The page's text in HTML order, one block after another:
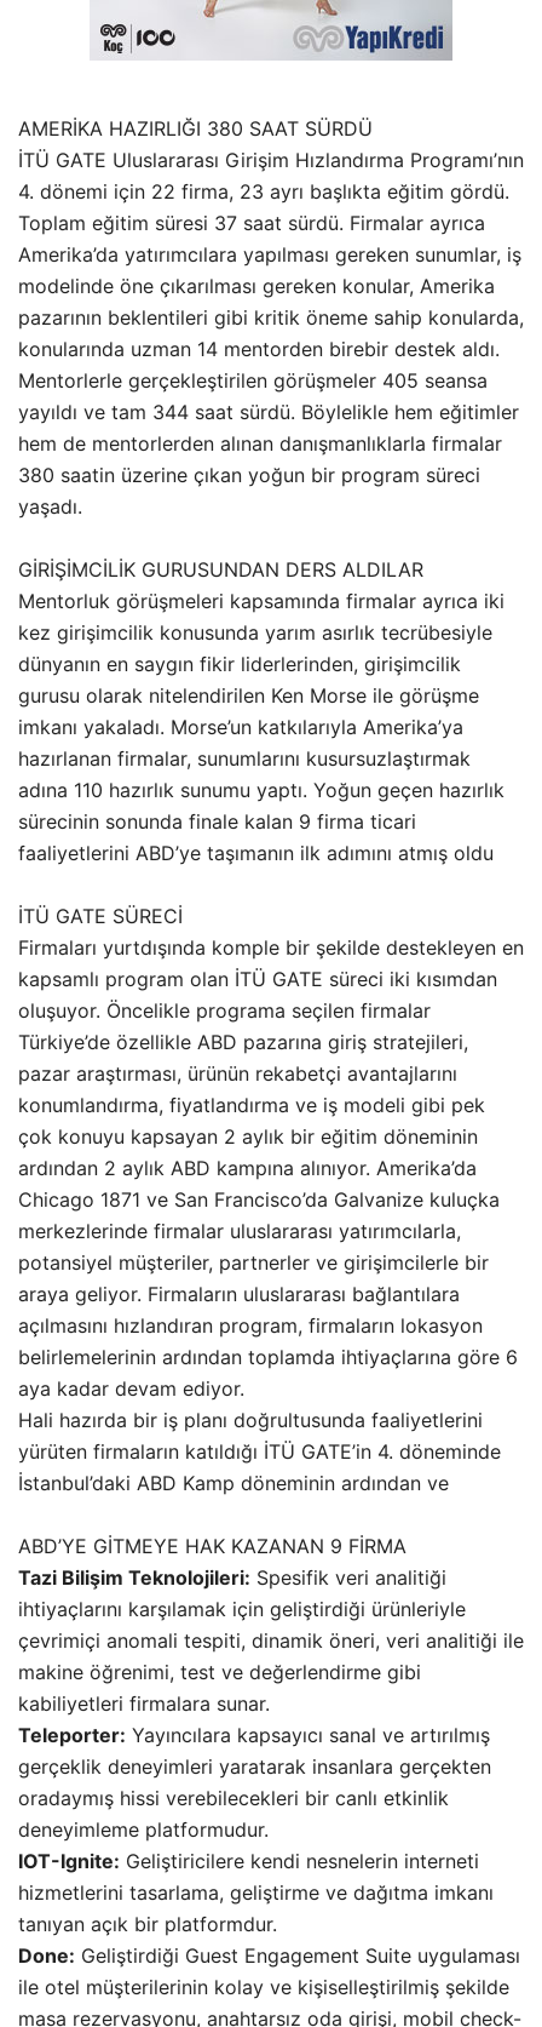
AMERİKA HAZIRLIĞI 380 SAAT SÜRDÜ
İTÜ GATE Uluslararası Girişim Hızlandırma Programı’nın
4. dönemi için 22 firma, 23 ayrı başlıkta eğitim gördü.
Toplam eğitim süresi 37 saat sürdü. Firmalar ayrıca
Amerika’da yatırımcılara yapılması gereken sunumlar, iş
modelinde öne çıkarılması gereken konular, Amerika
pazarının beklentileri gibi kritik öneme sahip konularda,
konularında uzman 14 mentorden birebir destek aldı.
Mentorlerle gerçekleştirilen görüşmeler 405 seansa
yayıldı ve tam 344 saat sürdü. Böylelikle hem eğitimler
hem de mentorlerden alınan danışmanlıklarla firmalar
380 saatin üzerine çıkan yoğun bir program süreci
yaşadı.
GİRİŞİMCİLİK GURUSUNDAN DERS ALDILAR
Mentorluk görüşmeleri kapsamında firmalar ayrıca iki
kez girişimcilik konusunda yarım asırlık tecrübesiyle
dünyanın en saygın fikir liderlerinden, girişimcilik
gurusu olarak nitelendirilen Ken Morse ile görüşme
imkanı yakaladı. Morse’un katkılarıyla Amerika’ya
hazırlanan firmalar, sunumlarını kusursuzlaştırmak
adına 110 hazırlık sunumu yaptı. Yoğun geçen hazırlık
sürecinin sonunda finale kalan 9 firma ticari
faaliyetlerini ABD’ye taşımanın ilk adımını atmış oldu
İTÜ GATE SÜRECİ
Firmaları yurtdışında komple bir şekilde destekleyen en
kapsamlı program olan İTÜ GATE süreci iki kısımdan
oluşuyor. Öncelikle programa seçilen firmalar
Türkiye’de özellikle ABD pazarına giriş stratejileri,
pazar araştırması, ürünün rekabetçi avantajlarını
konumlandırma, fiyatlandırma ve iş modeli gibi pek
çok konuyu kapsayan 2 aylık bir eğitim döneminin
ardından 2 aylık ABD kampına alınıyor. Amerika’da
Chicago 1871 ve San Francisco’da Galvanize kuluçka
merkezlerinde firmalar uluslararası yatırımcılarla,
potansiyel müşteriler, partnerler ve girişimcilerle bir
araya geliyor. Firmaların uluslararası bağlantılara
açılmasını hızlandıran program, firmaların lokasyon
belirlemelerinin ardından toplamda ihtiyaçlarına göre 6
aya kadar devam ediyor.
Hali hazırda bir iş planı doğrultusunda faaliyetlerini
yürüten firmaların katıldığı İTÜ GATE’in 4. döneminde
İstanbul’daki ABD Kamp döneminin ardından ve
ABD’YE GİTMEYE HAK KAZANAN 9 FİRMA
Tazi Bilişim Teknolojileri: Spesifik veri analitiği
ihtiyaçlarını karşılamak için geliştirdiği ürünleriyle
çevrimiçi anomali tespiti, dinamik öneri, veri analitiği ile
makine öğrenimi, test ve değerlendirme gibi
kabiliyetleri firmalara sunar.
Teleporter: Yayıncılara kapsayıcı sanal ve artırılmış
gerçeklik deneyimleri yaratarak insanlara gerçekten
oradaymış hissi verebilecekleri bir canlı etkinlik
deneyimleme platformudur.
IOT-Ignite: Geliştiricilere kendi nesnelerin interneti
hizmetlerini tasarlama, geliştirme ve dağıtma imkanı
tanıyan açık bir platformdur.
Done: Geliştirdiği Guest Engagement Suite uygulaması
ile otel müşterilerinin kolay ve kişiselleştirilmiş şekilde
masa rezervasyonu, anahtarsız oda girişi, mobil check-